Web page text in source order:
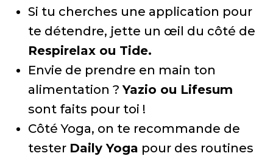
Si tu cherches une application pour
te détendre, jette un œil du côté de
Respirelax ou Tide.
Envie de prendre en main ton
alimentation ?Yazio ou Lifesum
sont faits pour toi !
Côté Yoga, on te recommande de
tester Daily Yoga pour des routines